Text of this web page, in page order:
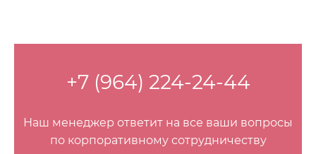
+7 (964) 224-24-44
Наш менеджер ответит на все ваши вопросы
по корпоративному сотрудничеству